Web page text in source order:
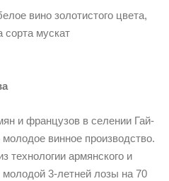
вино золотистого цвета,
сорта мускат
и французов в селении Гай-
винное производство.
технологии армянского и
3-летней лозы на 70